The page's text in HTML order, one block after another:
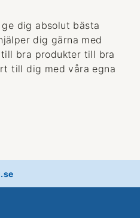
dig absolut bästa
dig gärna med
bra produkter till bra
till dig med våra egna